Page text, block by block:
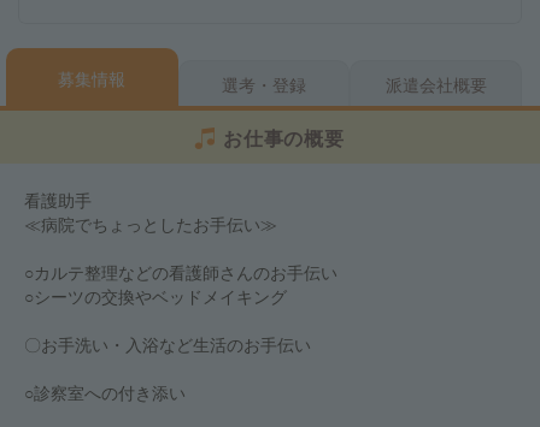
募集情報 選考・登録 派遣会社概要
お仕事の概要
看護助手
≪病院でちょっとしたお手伝い≫
○カルテ整理などの看護師さんのお手伝い
○シーツの交換やベッドメイキング
〇お手洗い・入浴など生活のお手伝い
○診察室への付き添い